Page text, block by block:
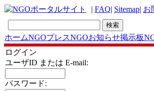
| FAQ| Sitemap| お
ホームNGOプレスNGOお知らせ掲示板
ログイン
ユーザID または E-mail:
パスワード: